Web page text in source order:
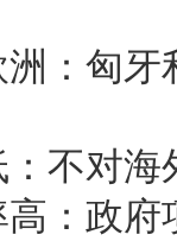
：匈牙
不对海
：政府